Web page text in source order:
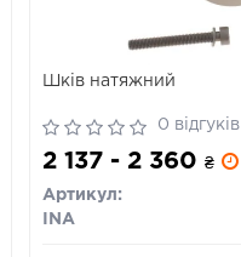
Шків натяжний
0 відгуків
2 137 - 2 360₴
Артикул:
INA